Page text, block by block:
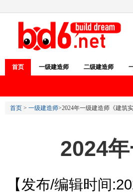
首页 一级建造师 二级建造师
首页 > 一级建造师>2024年一级建造师《建筑
2024
【发布/编辑时间